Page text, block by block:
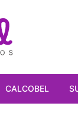
CALCOBEL